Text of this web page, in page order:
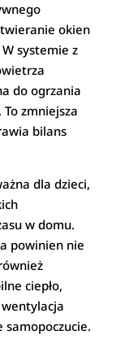
okien
systemie z
do ogrzania
zmniejsza
bilans
dla dzieci,
w domu.
powinien nie
ciepło,
samopoczucie.